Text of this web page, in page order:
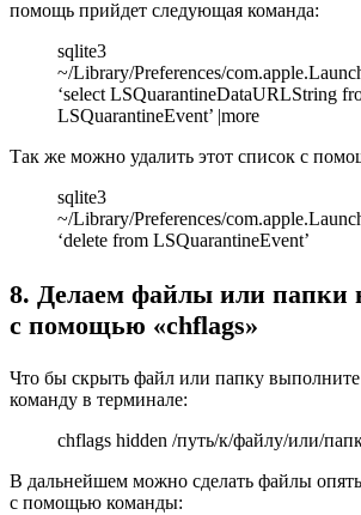
помощь прийдет следующая команда:
sqlite3
~/Library/Preferences/
‘select LSQuarantineDataURLString
LSQuarantineEvent’ |more
Так же можно удалить этот список с
sqlite3
~/Library/Preferences/
‘delete from LSQuarantineEvent’
8. Делаем файлы или папки
с помощью «chflags»
Что бы скрыть файл или папку
команду в терминале:
chflags hidden /путь/к/файлу/или/
В дальнейшем можно сделать файлы
с помощью команды: